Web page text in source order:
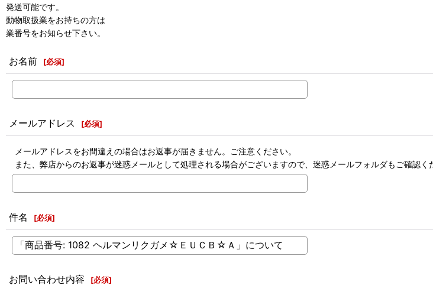
発送可能です。
動物取扱業をお持ちの方は
業番号をお知らせ下さい。
お名前 [必須]
メールアドレス [必須]
メールアドレスをお間違えの場合はお返事が届きません。ご注意ください。
また、弊店からのお返事が迷惑メールとして処理される場合がございますので、迷惑メールフォルダもご確認く
件名 [必須]
お問い合わせ内容 [必須]